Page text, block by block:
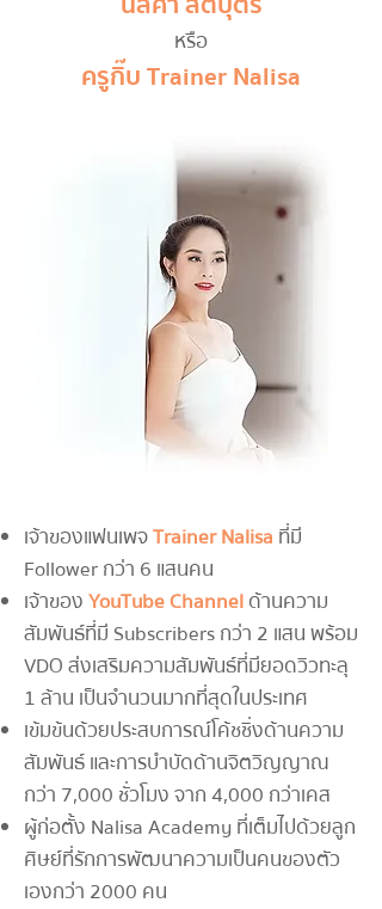
หรือ
ครูกิ๊บ Trainer Nalisa
เจ้าของแฟนเพจTrainer Nalisa ที่มี
Follower กว่า 6 แสนคน
เจ้าของYouTube Channelด้านความ
สัมพันธ์ที่มี Subscribers กว่า 2 แสน พร้อม
VDO ส่งเสริมความสัมพันธ์ที่มียอดวิวทะลุ
1 ล้าน เป็นจำนวนมากที่สุดในประเทศ
เข้มข้นด้วยประสบการณ์โค้ชชิ่งด้านความ
สัมพันธ์ และการบำบัดด้านจิตวิญญาณ
กว่า 7,000 ชั่วโมง จาก 4,000 กว่าเคส
ผู้ก่อตั้ง Nalisa Academy ที่เต็มไปด้วยลูก
ศิษย์ที่รักการพัฒนาความเป็นคนของตัว
เองกว่า 2000 คน